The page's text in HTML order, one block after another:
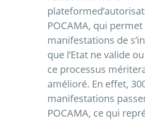
plateforme
POCAMA, qui
manifestations de
que l’Etat ne valide
ce processus
amélioré. En effet,
manifestations
POCAMA, ce qui